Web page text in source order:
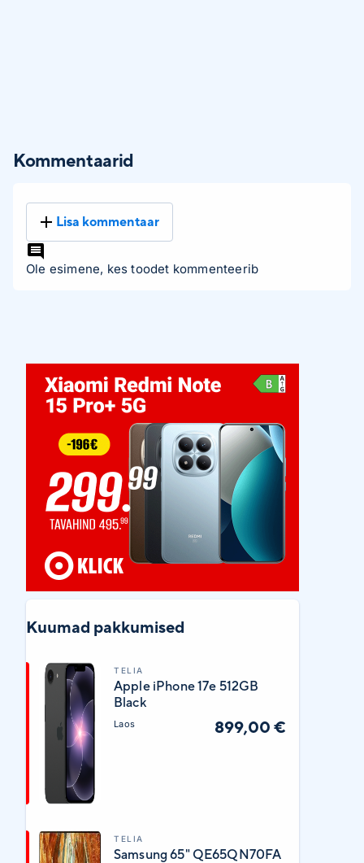
Kommentaarid
Lisa kommentaar
Ole esimene, kes toodet kommenteerib
Kuumad pakkumised
TELIA
Apple iPhone 17e 512GB
Black
Laos 899,00 €
TELIA
Samsung 65" QE65QN70FA